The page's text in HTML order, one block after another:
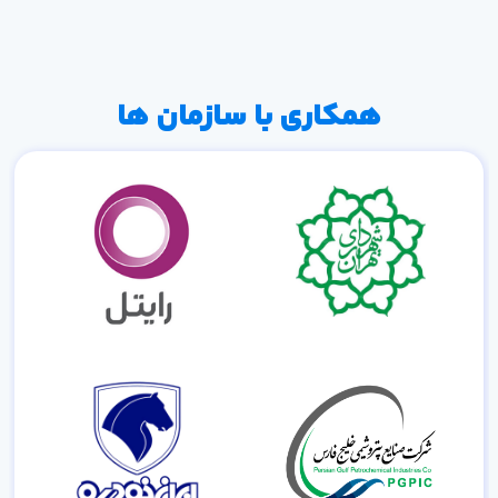
همکاری با سازمان ها